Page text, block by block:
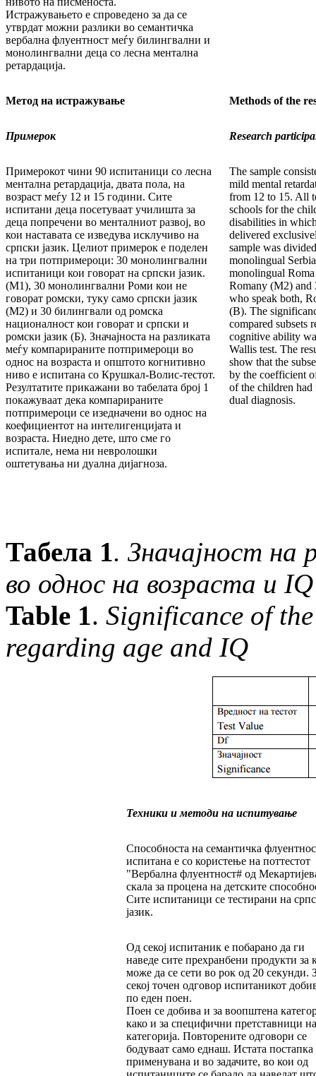
Истражувањето е спроведено за да се
утврдат можни разлики во семантичка
вербална флуентност меѓу билингвални и
монолингвални деца со лесна ментална
ретардација.
Метод на истражување Methods of the
Примерок Research
Примерокот чини 90 испитаници со лесна
ментална ретардација, двата пола, на
возраст меѓу 12 и 15 години. Сите
испитани деца посетуваат училишта за
деца попречени во менталниот развој, во
кои наставата се изведува исклучиво на
српски јазик. Целиот примерок е поделен
на три потпримероци: 30 монолингвални
испитаници кои говорат на српски јазик.
(M1), 30 монолингвални Роми кои не
говорат ромски, туку само српски јазик
(M2) и 30 билингвали од ромска
националност кои говорат и српски и
ромски јазик (Б). Значајноста на разликата
меѓу компарираните потпримероци во
однос на возраста и општото когнитивно
ниво е испитана со Крушкал-Волис-тестот.
Резултатите прикажани во табелата број 1
покажуваат дека компарираните
потпримероци се изедначени во однос на
коефициентот на интелигенцијата и
возраста. Ниедно дете, што сме го
испитале, нема ни невролошки
оштетувања ни дуална дијагноза.
The sample
mild mental
from 12 to 15. All
schools for the
disabilities in
delivered
sample was
monolingual
monolingual
Romany (M2) and
who speak both,
(B). The
compared subsets
cognitive ability
Wallis test. The
show that the
by the coefficient
of the children
dual diagnosis.
Табела 1. Значајност на
во однос на возраста и IQ
Table 1. Significance of
regarding age and IQ
Техники и методи на испитување
Способноста на семантичка
испитана е со користење на поттестот
"Вербална флуентност# од
скала за процена на детските
Сите испитаници се тестирани на
јазик.
Од секој испитаник е побарано да ги
наведе сите прехранбени продукти за
може да се сети во рок од 20 секунди.
секој точен одговор испитаникот
по еден поен.
Поен се добива и за воопштена
како и за специфични претставници
категорија. Повторените одговори се
бодуваат само еднаш. Истата постапка
применувана и во задачите, во кои од